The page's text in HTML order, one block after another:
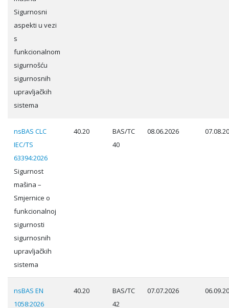
Sigurnosni
aspekti u vezi
s
funkcionalnom
sigurnošću
sigurnosnih
upravljačkih
sistema
nsBAS CLC
IEC/TS
63394:2026
Sigurnost
mašina –
Smjernice o
funkcionalnoj
sigurnosti
sigurnosnih
upravljačkih
sistema
40.20
BAS/TC
40
08.06.2026
nsBAS EN
1058:2026
40.20
BAS/TC
42
07.07.2026